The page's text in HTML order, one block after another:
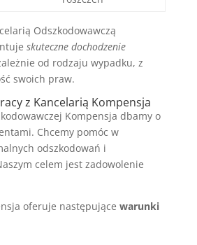
Odszkodowawczą
skuteczne dochodzenie
od rodzaju wypadku, z
swoich praw.
z Kancelarią Kompensja
Kompensja dbamy o
Chcemy pomóc w
odszkodowań i
celem jest zadowolenie
oferuje następujące warunki